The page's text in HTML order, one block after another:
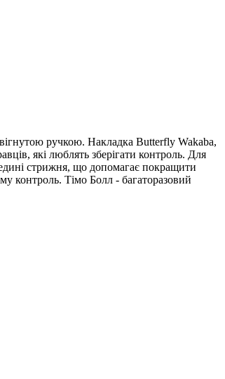
ручкою. Накладка Butterfly Wakaba,
які люблять зберігати контроль. Для
стрижня, що допомагає покращити
контроль. Тімо Болл - багаторазовий